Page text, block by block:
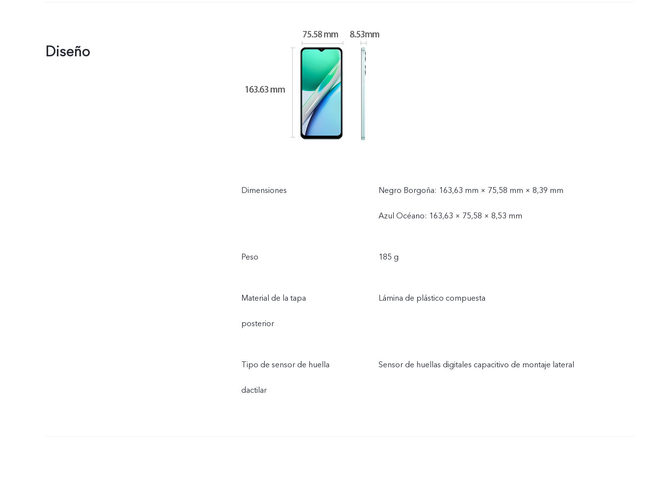
Diseño
Dimensiones Negro Borgoña: 163,63 mm × 75,58 mm × 8,39 mm
Azul Océano: 163,63 × 75,58 × 8,53 mm
Peso 185 g
Material de la tapa
posterior
Lámina de plástico compuesta
Tipo de sensor de huella
dactilar
Sensor de huellas digitales capacitivo de montaje lateral